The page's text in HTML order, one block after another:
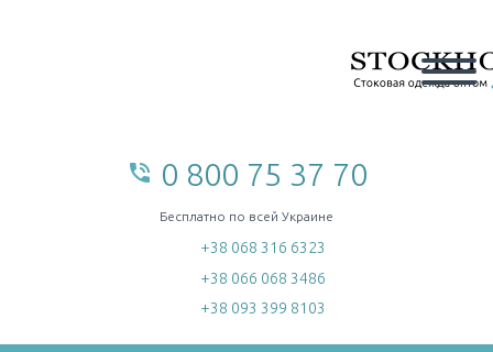
phone_in_talk 0 800 75 37 70
Бесплатно по всей Украине
+38 068 316 6323
+38 066 068 3486
+38 093 399 8103